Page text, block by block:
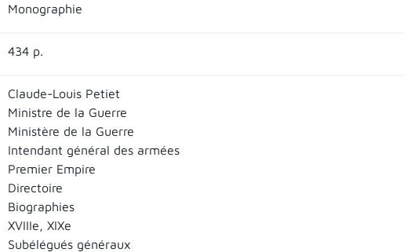
Monographie
434 p.
Claude-Louis Petiet
Ministre de la Guerre
Ministère de la Guerre
Intendant général des armées
Premier Empire
Directoire
Biographies
XVIIIe, XIXe
Subélégués généraux